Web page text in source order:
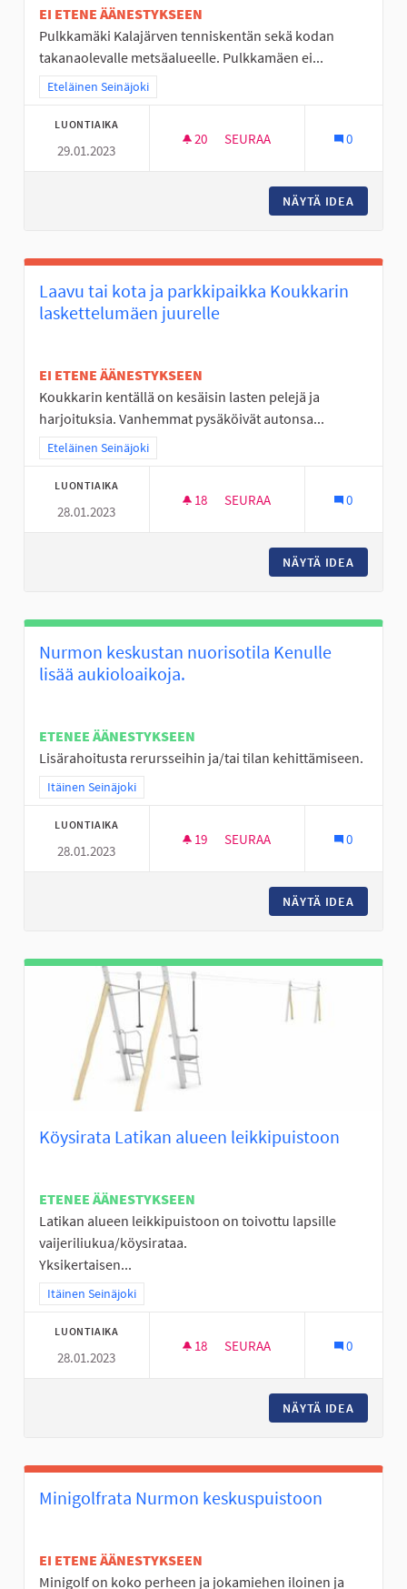
EI ETENE ÄÄNESTYKSEEN
Pulkkamäki Kalajärven tenniskentän sekä kodan
takanaolevalle metsäalueelle. Pulkkamäen ei...
Rajaa tulokset teeman mukaan: Eteläinen Seinäjoki
Eteläinen Seinäjoki
LUONTIAIKA
29.01.2023
20 20 SEURAAJAA
SEURAA 0
NÄYTÄ IDEA
Laavu tai kota ja parkkipaikka Koukkarin
laskettelumäen juurelle
EI ETENE ÄÄNESTYKSEEN
Koukkarin kentällä on kesäisin lasten pelejä ja
harjoituksia. Vanhemmat pysäköivät autonsa...
Rajaa tulokset teeman mukaan: Eteläinen Seinäjoki
Eteläinen Seinäjoki
LUONTIAIKA
28.01.2023
18 18 SEURAAJAA
SEURAA 0
NÄYTÄ IDEA
Nurmon keskustan nuorisotila Kenulle
lisää aukioloaikoja.
ETENEE ÄÄNESTYKSEEN
Lisärahoitusta rerursseihin ja/tai tilan kehittämiseen.
Rajaa tulokset teeman mukaan: Itäinen Seinäjoki
Itäinen Seinäjoki
LUONTIAIKA
28.01.2023
19 19 SEURAAJAA
SEURAA 0
NÄYTÄ IDEA
Köysirata Latikan alueen leikkipuistoon
ETENEE ÄÄNESTYKSEEN
Latikan alueen leikkipuistoon on toivottu lapsille
vaijeriliukua/köysirataa.
Yksikertaisen...
Rajaa tulokset teeman mukaan: Itäinen Seinäjoki
Itäinen Seinäjoki
LUONTIAIKA
28.01.2023
18 18 SEURAAJAA
SEURAA 0
NÄYTÄ IDEA
Minigolfrata Nurmon keskuspuistoon
EI ETENE ÄÄNESTYKSEEN
Minigolf on koko perheen ja jokamiehen iloinen ja